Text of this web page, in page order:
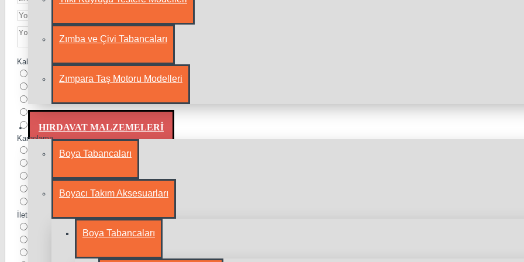
Zımba ve Çivi Tabancaları
Zımpara Taş Motoru Modelleri
HIRDAVAT MALZEMELERI
Boya Tabancaları
Boyacı Takım Aksesuarları
Boya Tabancaları
Kalite
Kargolama
İletişim